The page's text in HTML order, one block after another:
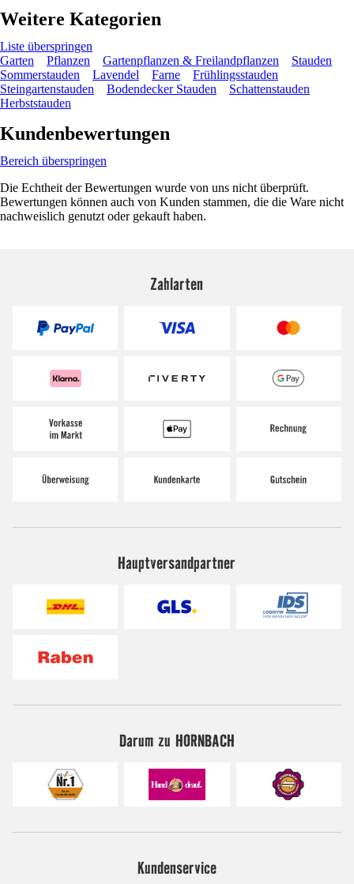
Weitere Kategorien
Liste überspringen
Garten
Pflanzen Gartenpflanzen & Freilandpflanzen
Stauden
Sommerstauden
Lavendel Farne
Frühlingsstauden
Steingartenstauden
Bodendecker Stauden
Schattenstauden
Herbststauden
Kundenbewertungen
Bereich überspringen
Die Echtheit der Bewertungen wurde von uns nicht überprüft.
Bewertungen können auch von Kunden stammen, die die Ware nicht
nachweislich genutzt oder gekauft haben.
Zahlarten
Hauptversandpartner
Darum zu HORNBACH
Kundenservice